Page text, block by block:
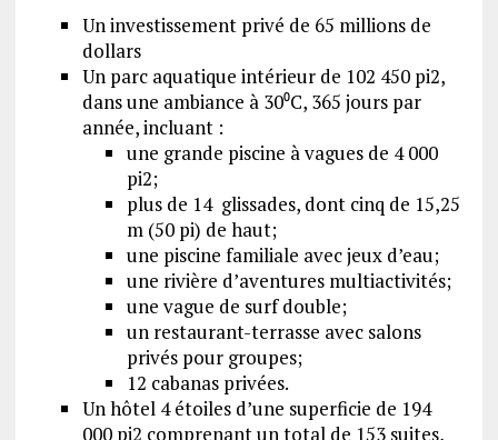
Un investissement privé de 65 millions de
dollars
Un parc aquatique intérieur de 102 450 pi2,
dans une ambiance à 30⁰C, 365 jours par
année, incluant :
une grande piscine à vagues de 4 000
pi2;
plus de 14 glissades, dont cinq de 15,25
m (50 pi) de haut;
une piscine familiale avec jeux d’eau;
une rivière d’aventures multiactivités;
une vague de surf double;
un restaurant-terrasse avec salons
privés pour groupes;
12 cabanas privées.
Un hôtel 4 étoiles d’une superficie de 194
000 pi2 comprenant un total de 153 suites,